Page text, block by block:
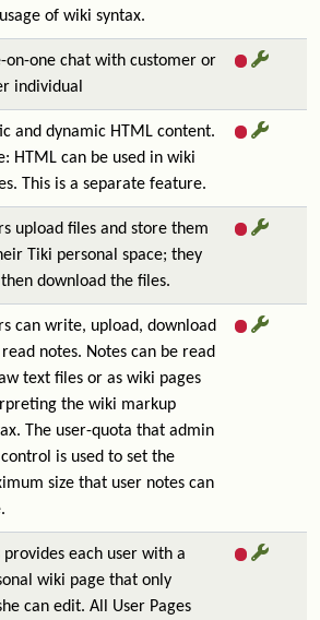
of wiki syntax.
on-one chat with customer or
individual
and dynamic HTML content.
HTML can be used in wiki
This is a separate feature.
upload files and store them
Tiki personal space; they
download the files.
can write, upload, download
notes. Notes can be read
text files or as wiki pages
the wiki markup
The user-quota that admin
is used to set the
size that user notes can
provides each user with a
wiki page that only
can edit. All User Pages